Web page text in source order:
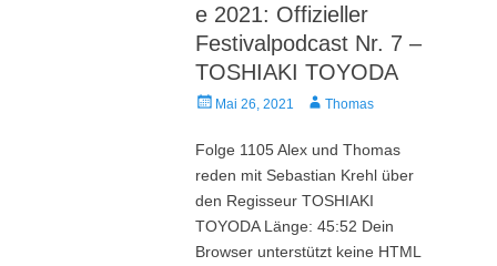
e 2021: Offizieller
Festivalpodcast Nr. 7 –
TOSHIAKI TOYODA
Veröffentlicht
Mai 26, 2021 AutorThomas
Folge 1105 Alex und Thomas
reden mit Sebastian Krehl über
den Regisseur TOSHIAKI
TOYODA Länge: 45:52 Dein
Browser unterstützt keine HTML